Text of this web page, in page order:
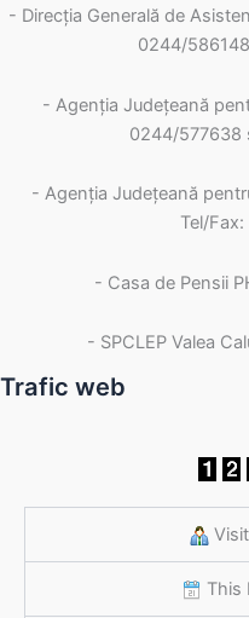
- Direcția Generală de
0244/
- Agenția Județeană
0244/577638
- Agenţia Judeţeană
Tel/
- Casa de Pensii
- SPCLEP Valea
Trafic web
This